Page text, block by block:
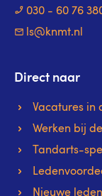
030 - 60 76
ls@knmt.nl
Direct naar
Vacatures in
Werken bij de
Tandarts-
Nieuwe leden